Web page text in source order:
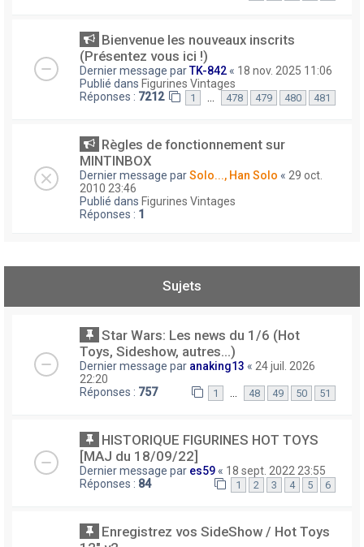
Bienvenue les nouveaux inscrits
(Présentez vous ici !)
Dernier message parTK-842 « 18 nov. 2025 11:06
Publié dans Figurines Vintages
Réponses : 7212 1 … 478 479 480 481
Règles de fonctionnement sur
MINTINBOX
Dernier message parSolo..., Han Solo « 29 oct.
2010 23:46
Publié dans Figurines Vintages
Réponses : 1
Sujets
Star Wars: Les news du 1/6 (Hot
Toys, Sideshow, autres...)
Dernier message par anaking13 « 24 juil. 2026
22:20
Réponses : 757 1 … 48 49 50 51
HISTORIQUE FIGURINES HOT TOYS
[MAJ du 18/09/22]
Dernier message par es59 « 18 sept. 2022 23:55
Réponses : 84 1 2 3 4 5 6
Enregistrez vos SideShow / Hot Toys